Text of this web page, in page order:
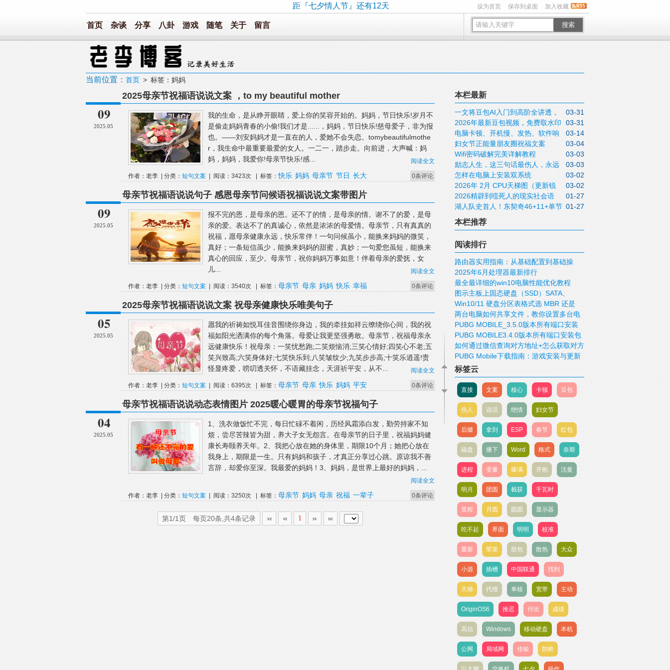
设为首页 保存到桌面 加入收藏
距『七夕情人节』还有12天
搜索
首页 杂谈 分享 八卦 游戏 随笔 关于 留言
当前位置： 首页 > 标签：妈妈
09
2025.05
2025母亲节祝福语说说文案 ，to my beautiful mother
我的生命，是从睁开眼睛，爱上你的笑容开始的。妈妈，节日快乐!岁月不
是偷走妈妈青春的小偷!我们才是......，妈妈，节日快乐!慈母爱子，非为报
也。——刘安妈妈才是一直在的人，爱她不会失恋。tomybeautifulmothe
r，我生命中最重要最爱的女人。一二一，踏步走。向前进，大声喊：妈
妈，妈妈，我爱你!母亲节快乐!感...
阅读全文
0条评论
作者：老李 | 分类： 短句文案 | 阅读：3423次 | 标签：快乐 妈妈 母亲节 节日 长大
09
2025.05
母亲节祝福语说说句子 感恩母亲节问候语祝福说说文案带图片
报不完的恩，是母亲的恩。还不了的情，是母亲的情。谢不了的爱，是母
亲的爱。表达不了的真诚心，依然是浓浓的母爱情。母亲节，只有真真的
祝福，愿母亲健康永远，快乐常伴！一句问候虽小，能换来妈妈的微笑，
真好；一条短信虽少，能换来妈妈的甜蜜，真妙；一句爱您虽短，能换来
真心的回应，至少。母亲节，祝你妈妈万事如意！伴着母亲的爱抚，女
儿...
阅读全文
0条评论
作者：老李 | 分类： 短句文案 | 阅读：3540次 | 标签： 母亲节 母亲 妈妈 快乐 幸福
05
2025.05
2025母亲节祝福语说说文案 祝母亲健康快乐唯美句子
愿我的祈祷如悦耳佳音围绕你身边，我的牵挂如祥云缭绕你心间，我的祝
福如阳光洒满你的每个角落。母爱让我更坚强勇敢。母亲节，祝福母亲永
远健康快乐！祝母亲：一笑忧愁跑;二笑烦恼消;三笑心情好;四笑心不老;五
笑兴致高;六笑身体好;七笑快乐到;八笑皱纹少;九笑步步高;十笑乐逍遥!责
怪显疼爱，唠叨透关怀，不语藏挂念，天涯祈平安，从不...
阅读全文
0条评论
作者：老李 | 分类： 短句文案 | 阅读：6395次 | 标签： 母亲节 母亲 快乐 妈妈 平安
04
2025.05
母亲节祝福语说说动态表情图片 2025暖心暖胃的母亲节祝福句子
1、洗衣做饭忙不完，每日忙碌不着闲，历经风霜添白发，勤劳持家不知
烦，尝尽苦辣皆为甜，养大子女无怨言。在母亲节的日子里，祝福妈妈健
康长寿颐养天年。2、我把心放在她的身体里，期限10个月；她把心放在
我身上，期限是一生。只有妈妈和孩子，才真正分享过心跳。原谅我不善
言辞，却爱你至深。我最爱的妈妈！3、妈妈，是世界上最好的妈妈，...
阅读全文
0条评论
作者：老李 | 分类： 短句文案 | 阅读：3250次 | 标签： 母亲节 妈妈 母亲 祝福 一辈子
第1/1页 每页20条,共4条记录 1
本栏最新
03-31
一文将豆包AI入门到高阶全讲透，
收藏待用
03-31
2026年最新豆包视频，免费取水印
方法实操指南
03-14
电脑卡顿、开机慢、发热、软件响
应迟钝怎么办？关闭这5个设置不用重装，
这些问题全可解决
03-04
妇女节正能量朋友圈祝福文案
2026三月八日女神节说说带非常漂亮的女
神节图片
03-03
Wifi密码破解完美详解教程
03-03
励志人生，这三句话最伤人，永远
不要说！
03-02
怎样在电脑上安装双系统
03-02
2026年 2月 CPU天梯图（更新锐
龙9 9950X3D）
01-27
2026精辟到噎死人的现实社会语
录，句句道尽人性
01-27
湖人队史首人！东契奇46+11+单节
20分拒逆转
本栏推荐
阅读排行
路由器实用指南：从基础配置到基础操
作！
2025年6月处理器最新排行
最全最详细的win10电脑性能优化教程
图示主板上固态硬盘（SSD）SATA、
mSATA、M.2、PCIE接口
Win10/11 硬盘分区表格式选 MBR 还是
GUID/GPT 好？
两台电脑如何共享文件，教你设置多台电
脑共享文件
PUBG MOBILE_3.5.0版本所有端口安装
包下载
PUBG MOBILE3.4.0版本所有端口安装包
下载
如何通过微信查询对方地址+怎么获取对方
IP，查询对方的位置
PUBG Mobile下载指南：游戏安装与更新
标签云
直接 文案 核心 卡顿 豆包
伤人 说话 绝情 妇女节
后缀 拿到 ESP 春节 红包
磁盘 播下 Word 格式 奈斯
进程 变量 爆满 开炮 沈曼
明月 团圆 截获 千瓦时
里程 月圆 圆圆 显示器
吃不起 界面 明明 校准
重新 荤菜 鼓包 散热 大众
小源 插槽 中国联通 找到
天梯 代维 单核 宽带 主动
OriginOS6 推迟 付出 成绩
高估 Windows 移动硬盘 本机
公网 局域网 传输 鹊桥